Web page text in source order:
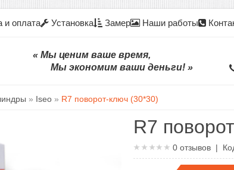
и оплата Установка Замер Наши работы
« Мы ценим ваше время,
Мы экономим ваши деньги! »
» Iseo » R7 поворот-ключ (30*30)
R7
0 отзывов |